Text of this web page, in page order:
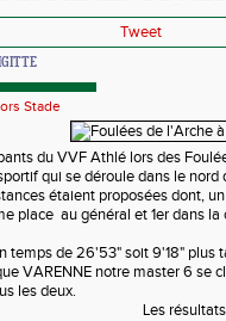
Tweet
Stade
du VVF Athlé lors des
qui se déroule dans le
étaient proposées dont,
place au général et 1er dans
temps de 26'53" soit 9'18" plus
VARENNE notre master 6 se
les deux.
Les résultats